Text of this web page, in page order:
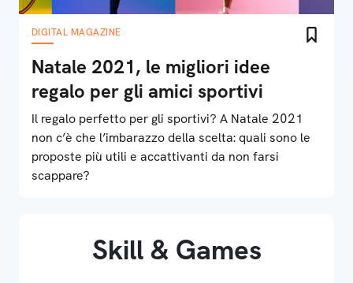
DIGITAL MAGAZINE
Natale 2021, le migliori idee
regalo per gli amici sportivi
Il regalo perfetto per gli sportivi? A Natale 2021
non c’è che l’imbarazzo della scelta: quali sono le
proposte più utili e accattivanti da non farsi
scappare?
Skill & Games